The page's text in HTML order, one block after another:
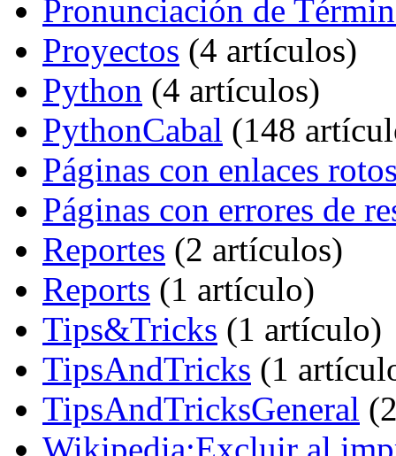
Pronunciación de
Proyectos ‏‎ (4 artículos)
Python ‏‎ (4 artículos)
PythonCabal (148
Páginas con enlaces
Páginas con errores de
Reportes ‏‎ (2 artículos)
Reports ‏‎ (1 artículo)
Tips&Tricks ‏‎ (1 artículo)
TipsAndTricks (1
TipsAndTricksGeneral